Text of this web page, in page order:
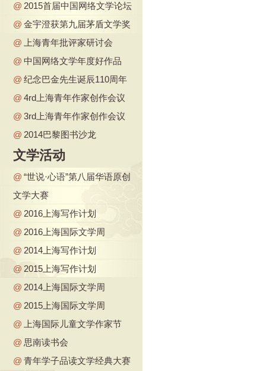
@ 2015首届中国网络文学论坛
@ 金宇澄获第九届茅盾文学奖
@
上海青年批评家研讨会
@ 中国网络文学年度好作品
@ 纪念巴金先生诞辰110周年
@ 4rd上海青年作家创作会议
@ 3rd上海青年作家创作会议
@ 2014巴黎图书沙龙
文学活动
@ “世说·心语”第八届华语原创
文学大赛
@ 2016上海写作计划
@ 2016上海国际文学周
@ 2014上海写作计划
@ 2015上海写作计划
@ 2014上海国际文学周
@ 2015上海国际文学周
@
上海国际儿童文学作家节
@ 思南读书会
@ 青年学子品读文学经典大赛